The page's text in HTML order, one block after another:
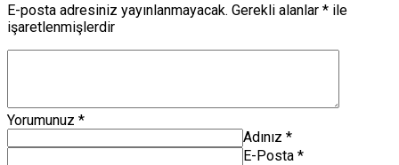
E-posta adresiniz yayınlanmayacak. Gerekli alanlar * ile
işaretlenmişlerdir
Yorumunuz *
Adınız *
E-Posta *